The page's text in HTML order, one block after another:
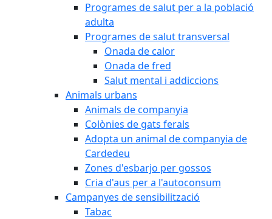
Programes de salut per a la població
adulta
Programes de salut transversal
Onada de calor
Onada de fred
Salut mental i addiccions
Animals urbans
Animals de companyia
Colònies de gats ferals
Adopta un animal de companyia de
Cardedeu
Zones d'esbarjo per gossos
Cria d'aus per a l'autoconsum
Campanyes de sensibilització
Tabac